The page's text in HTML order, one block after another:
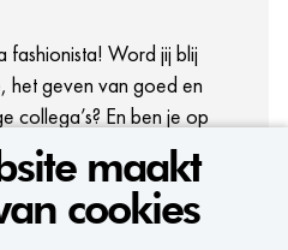
maakt
cookies
fashionista! Word jij blij
het geven van goed en
collega’s? En ben je op
job met veel ontwikkel-
zit deze baan jou als